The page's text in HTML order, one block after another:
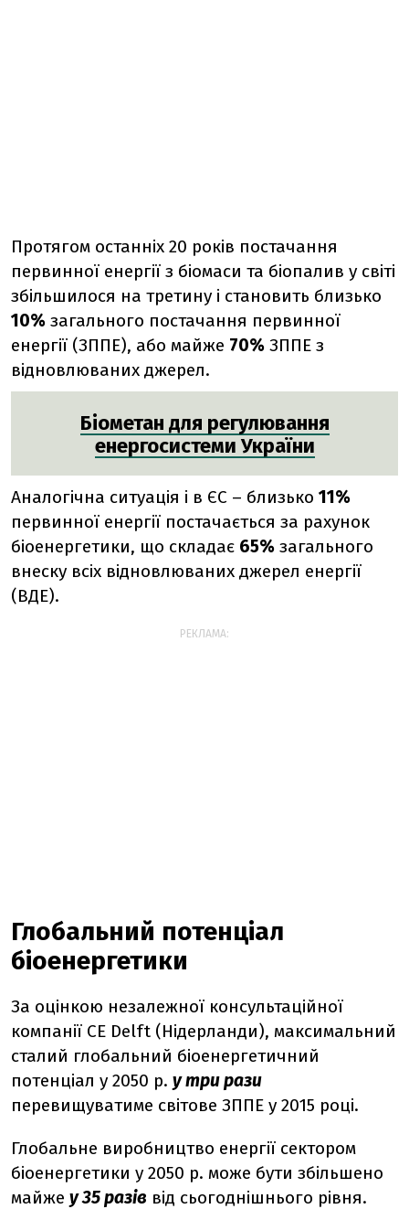
Протягом останніх 20 років постачання
первинної енергії з біомаси та біопалив у світі
збільшилося на третину і становить близько
10% загального постачання первинної
енергії (ЗППЕ), або майже 70% ЗППЕ з
відновлюваних джерел.
Біометан для регулювання
енергосистеми України
Аналогічна ситуація і в ЄС – близько 11%
первинної енергії постачається за рахунок
біоенергетики, що складає 65% загального
внеску всіх відновлюваних джерел енергії
(ВДЕ).
РЕКЛАМА:
Глобальний потенціал
біоенергетики
За оцінкою незалежної консультаційної
компанії CE Delft (Нідерланди), максимальний
сталий глобальний біоенергетичний
потенціал у 2050 р. у три рази
перевищуватиме світове ЗППЕ у 2015 році.
Глобальне виробництво енергії сектором
біоенергетики у 2050 р. може бути збільшено
майже у 35 разів від сьогоднішнього рівня.